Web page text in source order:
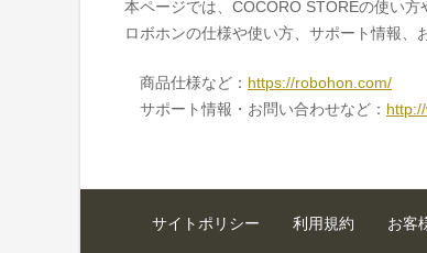
本ページでは、COCORO STOREの使い方
ロボホンの仕様や使い方、サポート情報、
商品仕様など： https://robohon.com/
サポート情報・お問い合わせなど：
サイトポリシー 利用規約 お客